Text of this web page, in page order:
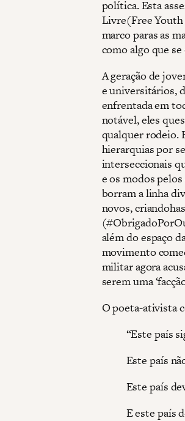
política. Esta
Livre(Free
marco paras as
como algo que
A geração de
e universitários,
enfrentada em
notável, eles
qualquer rodeio.
hierarquias por
interseccionais
e os modos
borram a linha
novos,
além do espaço
movimento
militar agora
serem uma
O poeta-ativista
“Este país
Este país
Este país
E este país